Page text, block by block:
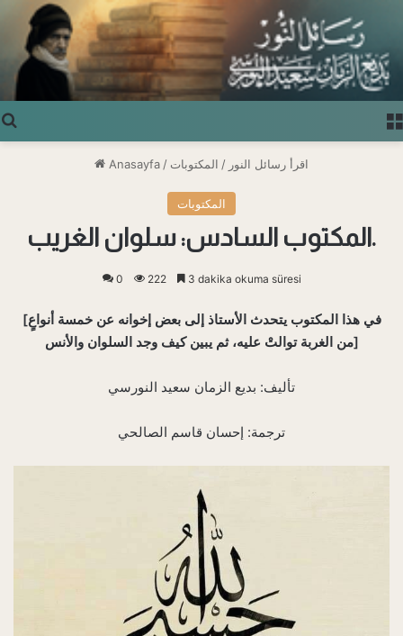
Anasayfa / اقرأ رسائل النور / المكتوبات
المكتوبات
المكتوب السادس: سلوان الغريب.
0 222 3 dakika okuma süresi
[في هذا المكتوب يتحدث الأستاذ إلى بعض إخوانه عن خمسة أنواعٍ
من الغربة توالتْ عليه، ثم يبين كيف وجد السلوان والأنس]
تأليف: بديع الزمان سعيد النورسي
ترجمة: إحسان قاسم الصالحي